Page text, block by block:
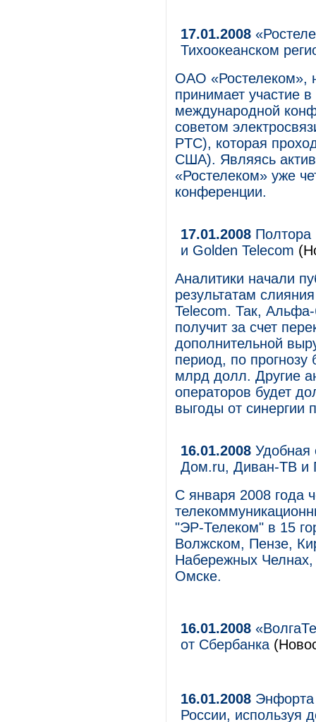
17.01.2008
Тихоокеанском
ОАО «Ростелеком»,
принимает участие
международной
советом
PTC), которая
США). Являясь
«Ростелеком» уже
конференции.
17.01.2008
и Golden Telecom
Аналитики начали
результатам
Telecom. Так,
получит за счет
дополнительной
период, по прогнозу
млрд долл. Другие
операторов будет
выгоды от синергии
16.01.2008 Удобная
Дом.ru, Диван-ТВ и
С января 2008 года
"ЭР-Телеком" в 15
Волжском, Пензе,
Набережных
Омске.
16.01.2008
от Сбербанка
16.01.2008 Энфорта
России, используя